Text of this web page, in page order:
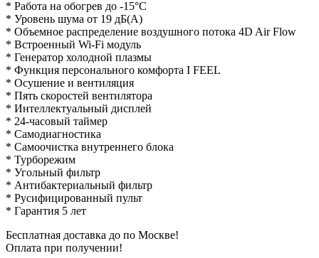
* Работа на обогрев до -15°C
* Уровень шума от 19 дБ(А)
* Объемное распределение воздушного потока 4D Air Flow
* Встроенный Wi-Fi модуль
* Генератор холодной плазмы
* Функция персонального комфорта I FEEL
* Осушение и вентиляция
* Пять скоростей вентилятора
* Интеллектуальный дисплей
* 24-часовый таймер
* Самодиагностика
* Самоочистка внутреннего блока
* Турборежим
* Угольный фильтр
* Антибактериальный фильтр
* Русифицированный пульт
* Гарантия 5 лет
Бесплатная доставка до по Москве!
Оплата при получении!